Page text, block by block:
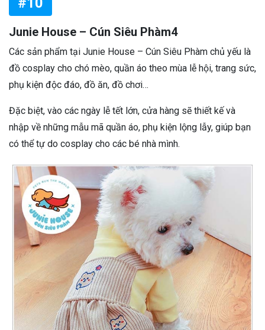
Junie House – Cún Siêu Phàm4
Các sản phẩm tại Junie House – Cún Siêu Phàm chủ yếu là
đồ cosplay cho chó mèo, quần áo theo mùa lễ hội, trang sức,
phụ kiện độc đáo, đồ ăn, đồ chơi…
Đặc biệt, vào các ngày lễ tết lớn, cửa hàng sẽ thiết kế và
nhập về những mẫu mã quần áo, phụ kiện lộng lẫy, giúp bạn
có thể tự do cosplay cho các bé nhà mình.